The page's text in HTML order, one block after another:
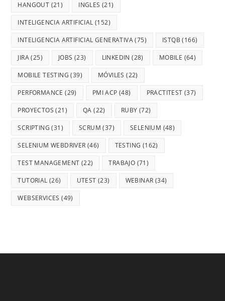
HANGOUT (21) INGLES (21)
INTELIGENCIA ARTIFICIAL (152)
INTELIGENCIA ARTIFICIAL GENERATIVA(75) ISTQB (166)
JIRA(25) JOBS (23) LINKEDIN (28) MOBILE (64)
MOBILE TESTING (39) MÓVILES (22)
PERFORMANCE (29) PMI ACP (48) PRACTITEST (37)
PROYECTOS (21) QA (22) RUBY (72)
SCRIPTING (31) SCRUM (37) SELENIUM (48)
SELENIUM WEBDRIVER (46) TESTING (162)
TEST MANAGEMENT (22) TRABAJO (71)
TUTORIAL (26) UTEST (23) WEBINAR (34)
WEBSERVICES (49)